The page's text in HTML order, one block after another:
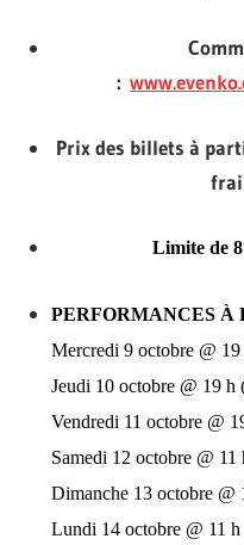
:
Prix des billets à
Limite de
PERFORMANCES
Mercredi 9 octobre @
Jeudi 10 octobre @ 19 h
Vendredi 11 octobre @
Samedi 12 octobre @
Dimanche 13 octobre @
Lundi 14 octobre @ 11